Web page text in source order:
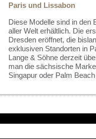
Paris und Lissabon
Diese Modelle sind in den
aller Welt erhältlich. Die
Dresden eröffnet, die
exklusiven Standorten in
Lange & Söhne derzeit
man die sächsische
Singapur oder Palm